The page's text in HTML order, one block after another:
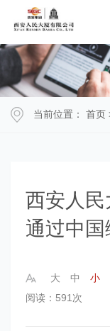
当前位置： 首页
西安人民
通过中
大 中 小
阅读：591次